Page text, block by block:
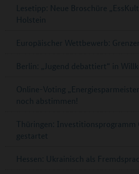
Lesetipp: Neue Broschüre
Holstein
Europäischer Wettbewerb:
Berlin: „Jugend debattiert“ in
Online-Voting
noch abstimmen!
Thüringen: Investitionsprogramm
gestartet
Hessen: Ukrainisch als